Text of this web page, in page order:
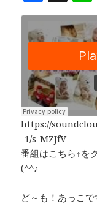
a
c
e
b
o
o
k
https://
-1/s-MZJfV
番組はこちら↑を
(^^♪
ど～も！あっこ